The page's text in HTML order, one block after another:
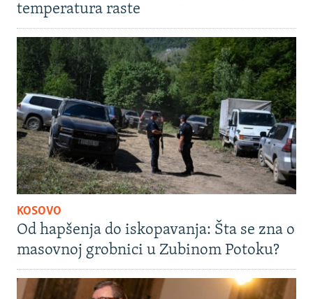
temperatura raste
KOSOVO
Od hapšenja do iskopavanja: Šta se zna o
masovnoj grobnici u Zubinom Potoku?